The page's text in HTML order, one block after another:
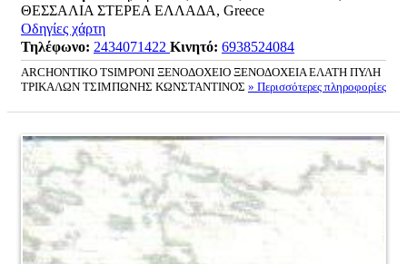
ΘΕΣΣΑΛΙΑ ΣΤΕΡΕΑ ΕΛΛΑΔΑ, Greece
Οδηγίες χάρτη
Τηλέφωνο: 2434071422 Κινητό: 6938524084
ARCHONTIKO TSIMPONI ΞΕΝΟΔΟΧΕΙΟ ΞΕΝΟΔΟΧΕΙΑ ΕΛΑΤΗ ΠΥΛΗ
ΤΡΙΚΑΛΩΝ ΤΣΙΜΠΩΝΗΣ ΚΩΝΣΤΑΝΤΙΝΟΣ » Περισσότερες πληροφορίες